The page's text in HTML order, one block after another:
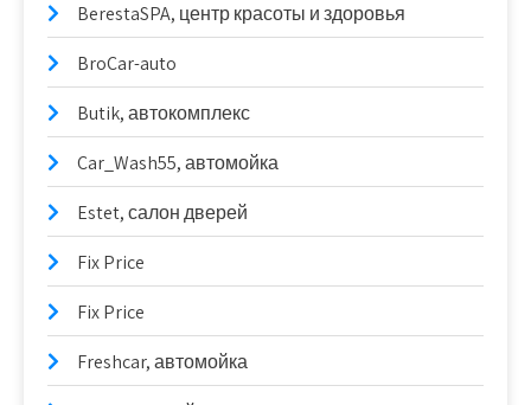
BerestaSPA, центр красоты и здоровья
BroCar-auto
Butik, автокомплекс
Car_Wash55, автомойка
Estet, салон дверей
Fix Price
Fix Price
Freshcar, автомойка